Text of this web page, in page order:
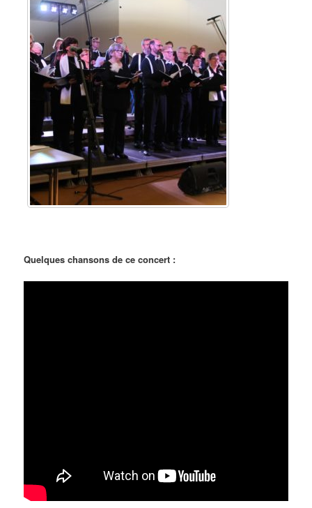
Quelques chansons de ce concert :